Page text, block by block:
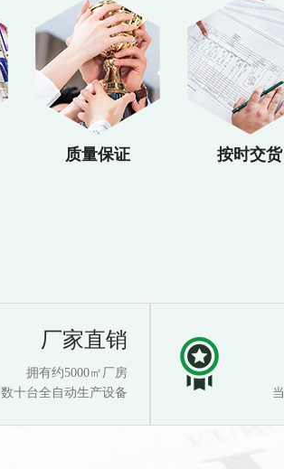
质量保证 按时交货
厂家直销
拥有约5000㎡厂房
数十台全自动生产设备